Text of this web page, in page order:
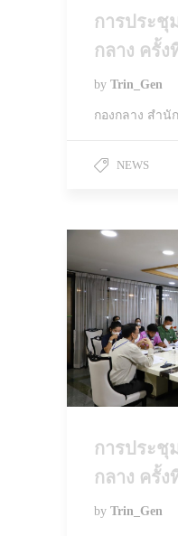
การประชุ
กลาง ครั้ง
by Trin_Gen
กองกลาง สำนั
NEWS
การประชุ
กลาง ครั้ง
by Trin_Gen